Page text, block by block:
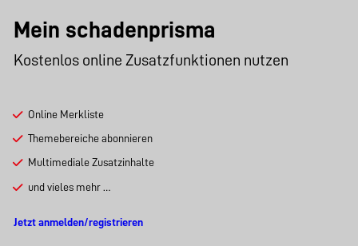
Mein schadenprisma
Kostenlos online Zusatzfunktionen nutzen
Online Merkliste
Themebereiche abonnieren
Multimediale Zusatzinhalte
und vieles mehr …
Jetzt anmelden/registrieren